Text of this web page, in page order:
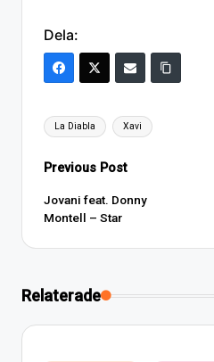
Dela:
Tags:
La Diabla Xavi
Post
navigation
Previous Post
Jovani feat. Donny
Montell – Star
Relaterade